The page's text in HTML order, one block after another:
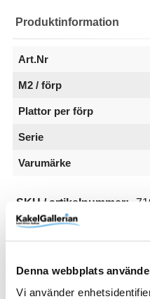
Denna webbplats
Vi använder
Produktinformation
Art.Nr
M2 / förp
Plattor per förp
Serie
Varumärke
SKU / artikelnummer:
Varumärken /Dekora